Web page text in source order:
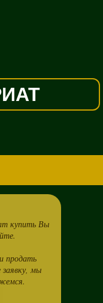
купить Вы
продать
мы